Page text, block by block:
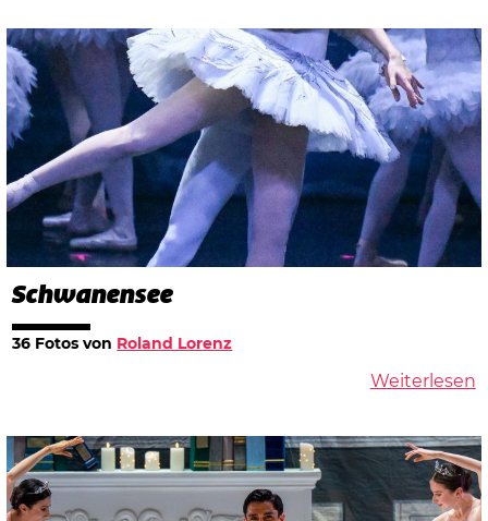
Schwanensee
36 Fotos von Roland Lorenz
Weiterlesen